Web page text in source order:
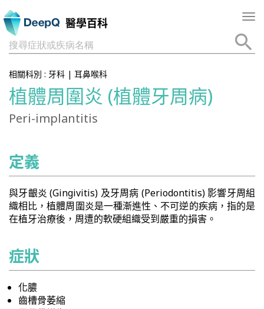
醫學百科
搜尋症狀或疾病名稱
相關科別 : 牙科 | 耳鼻喉科
植體周圍炎 (植體牙周病)
Peri-implantitis
定義
與牙齦炎 (Gingivitis) 及牙周病 (Periodontitis) 影響牙周組
織相比，植體周圍炎是一種漸進性、不可逆的疾病，指的是
在植牙治療後，周遭的軟硬組織受到嚴重的損害。
症狀
化膿
齒槽骨萎縮